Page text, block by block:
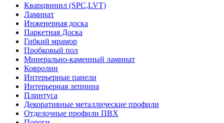
Кварцвинил (SPC,LVT)
Ламинат
Инженерная доска
Паркетная Доска
Гибкий мрамор
Пробковый пол
Минерально-каменный ламинат
Ковролин
Интерьерные панели
Интерьерная лепнина
Плинтуса
Декоративные металлические профили
Отделочные профили ПВХ